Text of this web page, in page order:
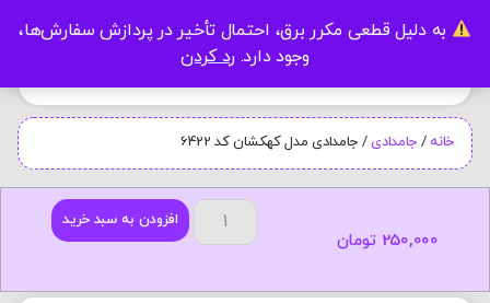
به دلیل قطعی مکرر برق، احتمال تأخیر در پردازش سفارش‌ها،
وجود دارد. رد کردن
خانه / جامدادی / جامدادی مدل کهکشان کد 6422
افزودن به سبد خرید
250,000 تومان